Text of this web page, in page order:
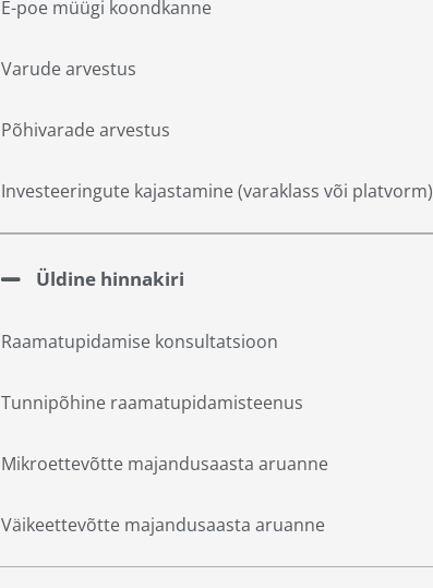
E-poe müügi koondkanne
Varude arvestus
Põhivarade arvestus
Investeeringute kajastamine (varaklass või platvorm)
Üldine hinnakiri
Raamatupidamise konsultatsioon
Tunnipõhine raamatupidamisteenus
Mikroettevõtte majandusaasta aruanne
Väikeettevõtte majandusaasta aruanne